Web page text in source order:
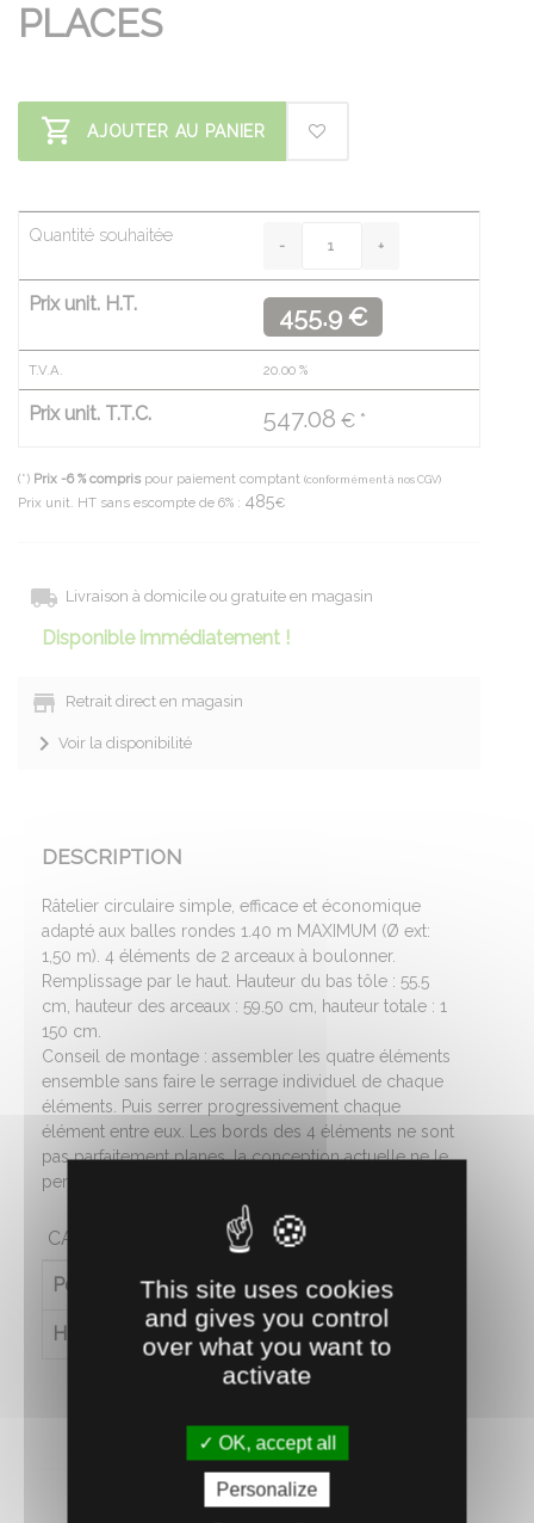
PLACES
AJOUTER AU PANIER
Quantité souhaitée
Prix unit. H.T. 455.9 €
T.V.A. 20.00 %
Prix unit. T.T.C. 547.08 € *
(*) Prix -6 % compris pour paiement comptant (conformément à nos CGV)
Prix unit. HT sans escompte de 6% : 485€
Livraison à domicile ou gratuite en magasin
Disponible immédiatement !
Retrait direct en magasin
Voir la disponibilité
DESCRIPTION
Râtelier circulaire simple, efficace et économique
adapté aux balles rondes 1.40 m MAXIMUM (Ø ext:
1,50 m). 4 éléments de 2 arceaux à boulonner.
Remplissage par le haut. Hauteur du bas tôle : 55.5
cm, hauteur des arceaux : 59.50 cm, hauteur totale : 1
150 cm.
Conseil de montage : assembler les quatre éléments
ensemble sans faire le serrage individuel de chaque
éléments. Puis serrer progressivement chaque
élément entre eux. Les bords des 4 éléments ne sont
pas parfaitement planes, la conception actuelle ne le
permet pas.
CARACTÉRISTIQUES
Poids (en kg) 100
Hauteur (en cm) 1150
This site uses cookies
and gives you control
over what you want to
activate
OK, accept all
Personalize